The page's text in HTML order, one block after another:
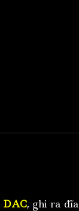
DAC, ghi ra đĩa